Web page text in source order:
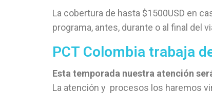
La cobertura de hasta $1500USD en
programa, antes, durante o al final del
PCT Colombia trabaja
Esta temporada nuestra atención
La atención y procesos los haremos